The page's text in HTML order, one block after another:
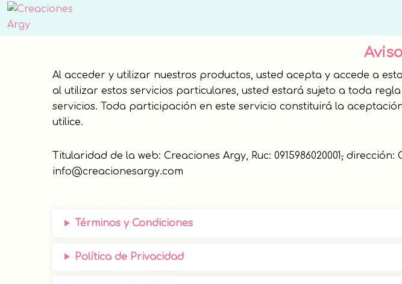
Skip
to
primary
Skip
to
main
Creaciones
Al acceder y utilizar nuestros productos, usted acepta y accede a
al utilizar estos servicios particulares, usted estará sujeto a toda
servicios. Toda participación en este servicio constituirá la
utilice.
Titularidad de la web: Creaciones Argy, Ruc: 0915986020001, dirección:
info@creacionesargy.com
Términos y Condiciones
Política de Privacidad